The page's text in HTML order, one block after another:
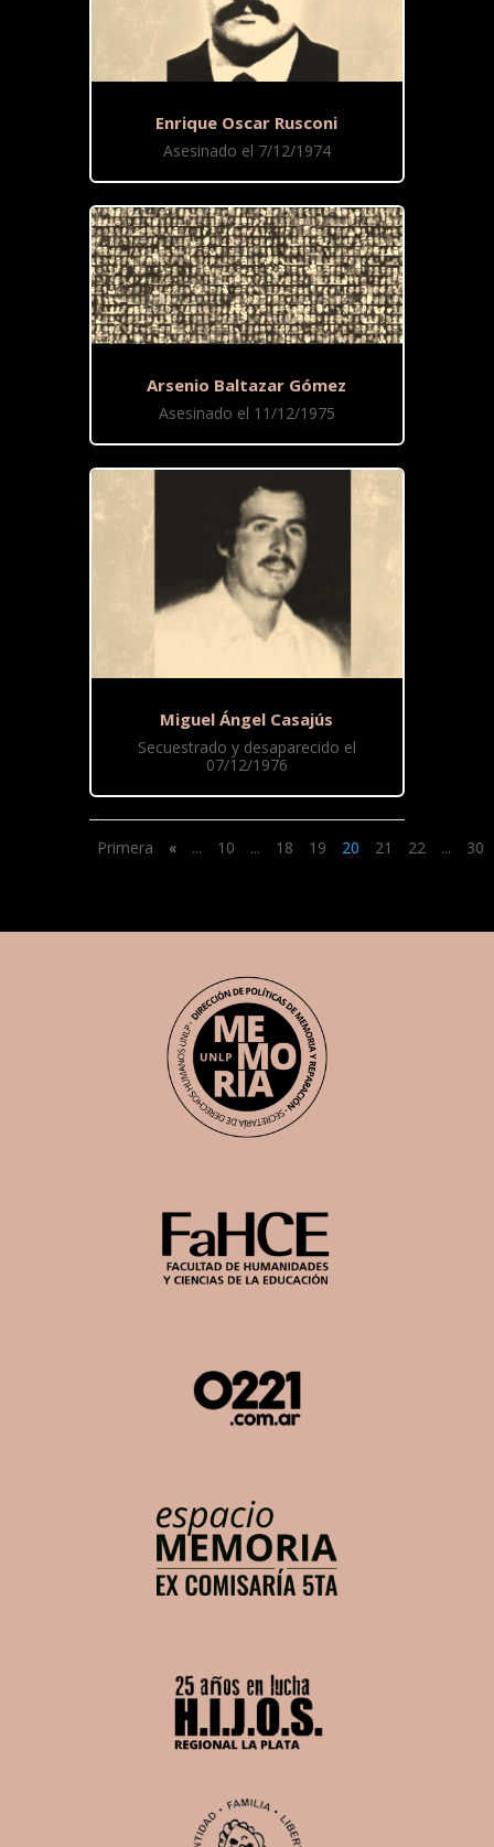
Enrique Oscar Rusconi
Asesinado el 7/12/1974
Arsenio Baltazar Gómez
Asesinado el 11/12/1975
Miguel Ángel Casajús
Secuestrado y desaparecido el
07/12/1976
Primera « ... 10 ... 18 19 20 21 22 ... 30